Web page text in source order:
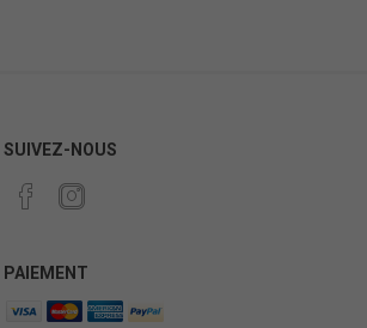
SUIVEZ-NOUS
PAIEMENT